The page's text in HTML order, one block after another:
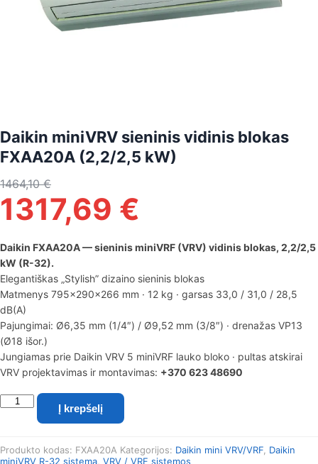
Daikin miniVRV sieninis vidinis blokas
FXAA20A (2,2/2,5 kW)
1464,10€
1317,69 €
Daikin FXAA20A — sieninis miniVRF (VRV) vidinis blokas, 2,2/2,5
kW (R-32).
Elegantiškas „Stylish” dizaino sieninis blokas
Matmenys 795×290×266 mm · 12 kg · garsas 33,0 / 31,0 / 28,5
dB(A)
Pajungimai: Ø6,35 mm (1/4″) / Ø9,52 mm (3/8″) · drenažas VP13
(Ø18 išor.)
Jungiamas prie Daikin VRV 5 miniVRF lauko bloko · pultas atskirai
VRV projektavimas ir montavimas: +370 623 48690
produkto
sieninis
Į krepšelį
Produkto kodas: FXAA20A Kategorijos: Daikin mini VRV/VRF Daikin
miniVRV R-32 sistema VRV / VRF sistemos